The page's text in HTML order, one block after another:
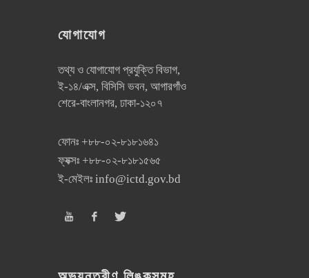
যোগাযোগ
তথ্য ও যোগাযোগ প্রযুক্তি বিভাগ,
ই-১৪/এক্স, বিসিসি ভবন, আগারগাঁও
শেরে-বাংলানগর, ঢাকা-১২০৭
ফোনঃ +৮৮-০২-৮১৮১৬৪১
ফ্যক্সঃ +৮৮-০২-৮১৮১৫৬৫
ই-মেইলঃ info@ictd.gov.bd